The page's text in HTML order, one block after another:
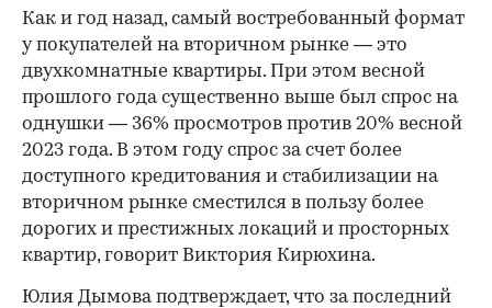
Как и год назад, самый востребованный формат
у покупателей на вторичном рынке — это
двухкомнатные квартиры. При этом весной
прошлого года существенно выше был спрос на
однушки — 36% просмотров против 20% весной
2023 года. В этом году спрос за счет более
доступного кредитования и стабилизации на
вторичном рынке сместился в пользу более
дорогих и престижных локаций и просторных
квартир, говорит Виктория Кирюхина.
Юлия Дымова подтверждает, что за последний